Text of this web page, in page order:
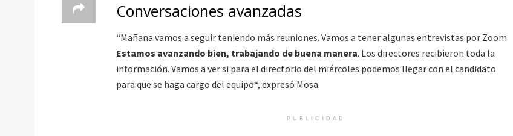
Conversaciones avanzadas
“Mañana vamos a seguir teniendo más reuniones. Vamos a tener algunas entrevistas por Zoom.
Estamos avanzando bien, trabajando de buena manera. Los directores recibieron toda la
información. Vamos a ver si para el directorio del miércoles podemos llegar con el candidato
para que se haga cargo del equipo“, expresó Mosa.
PUBLICIDAD